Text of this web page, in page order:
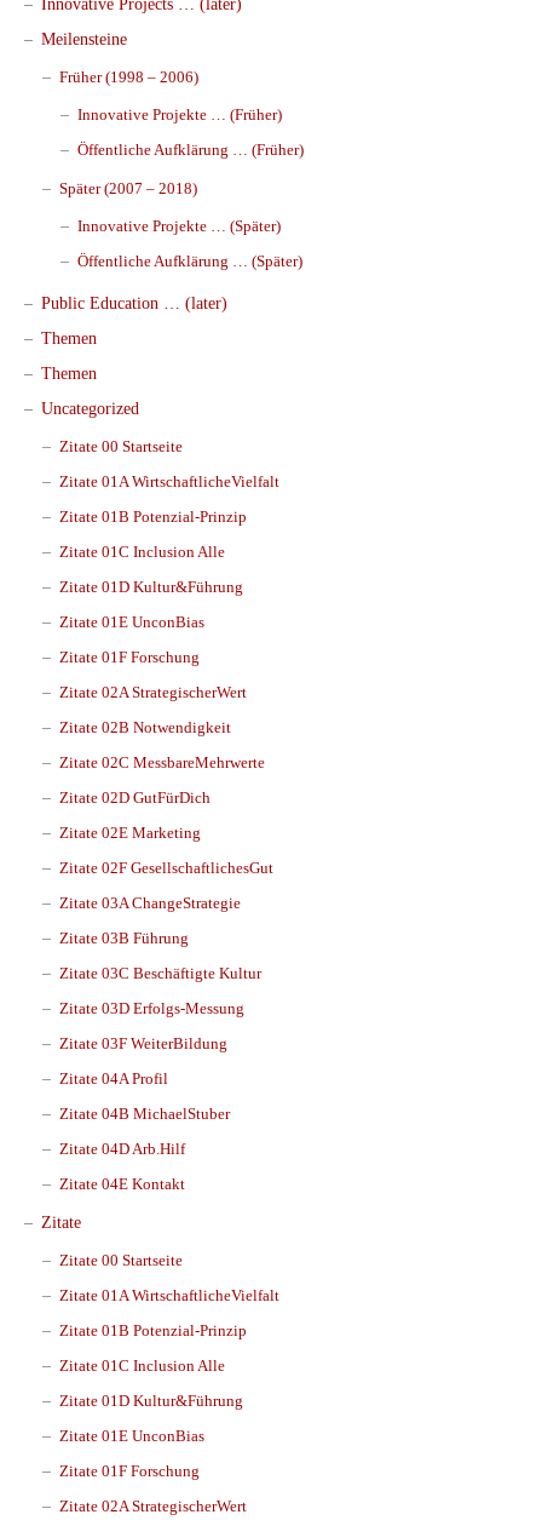
Innovative Projects … (later)
Meilensteine
Früher (1998 – 2006)
Innovative Projekte … (Früher)
Öffentliche Aufklärung … (Früher)
Später (2007 – 2018)
Innovative Projekte … (Später)
Öffentliche Aufklärung … (Später)
Public Education … (later)
Themen
Themen
Uncategorized
Zitate 00 Startseite
Zitate 01A WirtschaftlicheVielfalt
Zitate 01B Potenzial-Prinzip
Zitate 01C Inclusion Alle
Zitate 01D Kultur&Führung
Zitate 01E UnconBias
Zitate 01F Forschung
Zitate 02A StrategischerWert
Zitate 02B Notwendigkeit
Zitate 02C MessbareMehrwerte
Zitate 02D GutFürDich
Zitate 02E Marketing
Zitate 02F GesellschaftlichesGut
Zitate 03A ChangeStrategie
Zitate 03B Führung
Zitate 03C Beschäftigte Kultur
Zitate 03D Erfolgs-Messung
Zitate 03F WeiterBildung
Zitate 04A Profil
Zitate 04B MichaelStuber
Zitate 04D Arb.Hilf
Zitate 04E Kontakt
Zitate
Zitate 00 Startseite
Zitate 01A WirtschaftlicheVielfalt
Zitate 01B Potenzial-Prinzip
Zitate 01C Inclusion Alle
Zitate 01D Kultur&Führung
Zitate 01E UnconBias
Zitate 01F Forschung
Zitate 02A StrategischerWert